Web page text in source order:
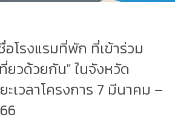
โรงแรมที่พัก ที่เข้าร่วม
ที่ยวด้วยกัน" ในจังหวัด
เวลาโครงการ 7 มีนาคม –